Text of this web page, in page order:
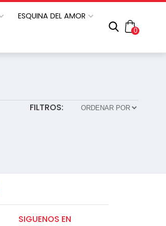
ESQUINA DEL AMOR
0
FILTROS:
SIGUENOS EN